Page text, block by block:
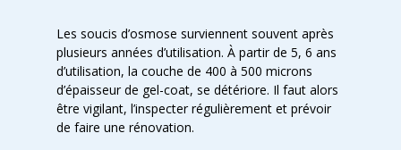
Les soucis d’osmose surviennent souvent après
plusieurs années d’utilisation. À partir de 5, 6 ans
d’utilisation, la couche de 400 à 500 microns
d’épaisseur de gel-coat, se détériore. Il faut alors
être vigilant, l’inspecter régulièrement et prévoir
de faire une rénovation.